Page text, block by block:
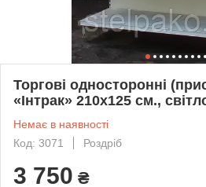
Торгові односторонні
«Інтрак» 210х125 см.,
Немає в наявності
Код: 3071
Роздріб
3 750 ₴